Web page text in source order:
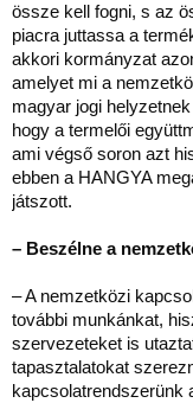
össze kell fogni, s az
piacra juttassa a
akkori kormányzat
amelyet mi a
magyar jogi
hogy a termelői
ami végső soron azt
ebben a HANGYA
játszott.
– Beszélne a
– A nemzetközi
további munkánkat,
szervezeteket is
tapasztalatokat
kapcsolatrendszerünk